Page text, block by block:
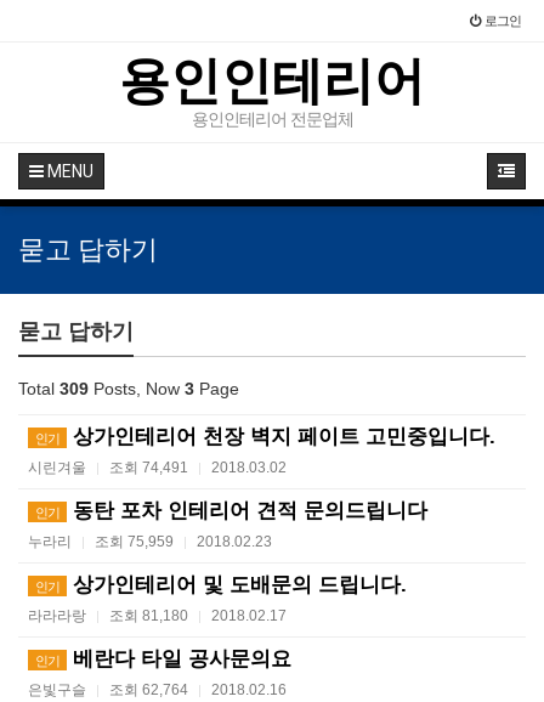
로그인
용인인테리어
용인인테리어 전문업체
MENU
묻고 답하기
묻고 답하기
Total 309 Posts, Now 3 Page
인기 상가인테리어 천장 벽지 페이트 고민중입니다.
시린겨울 | 조회 74,491 | 2018.03.02
인기 동탄 포차 인테리어 견적 문의드립니다
누라리 | 조회 75,959 | 2018.02.23
인기 상가인테리어 및 도배문의 드립니다.
라라라랑 | 조회 81,180 | 2018.02.17
인기 베란다 타일 공사문의요
은빛구슬 | 조회 62,764 | 2018.02.16